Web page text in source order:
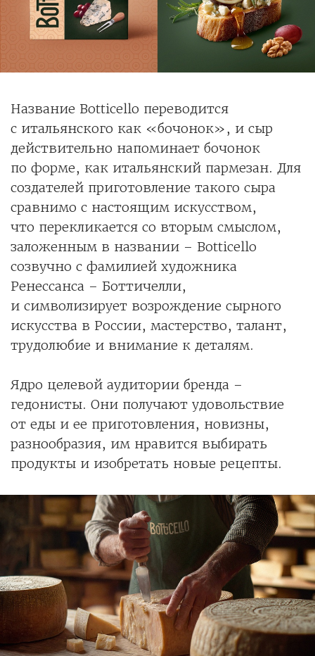
Название Botticello переводится
с итальянского как «бочонок», и сыр
действительно напоминает бочонок
по форме, как итальянский пармезан. Для
создателей приготовление такого сыра
сравнимо с настоящим искусством,
что перекликается со вторым смыслом,
заложенным в названии – Botticello
созвучно с фамилией художника
Ренессанса – Боттичелли,
и символизирует возрождение сырного
искусства в России, мастерство, талант,
трудолюбие и внимание к деталям.
Ядро целевой аудитории бренда –
гедонисты. Они получают удовольствие
от еды и ее приготовления, новизны,
разнообразия, им нравится выбирать
продукты и изобретать новые рецепты.